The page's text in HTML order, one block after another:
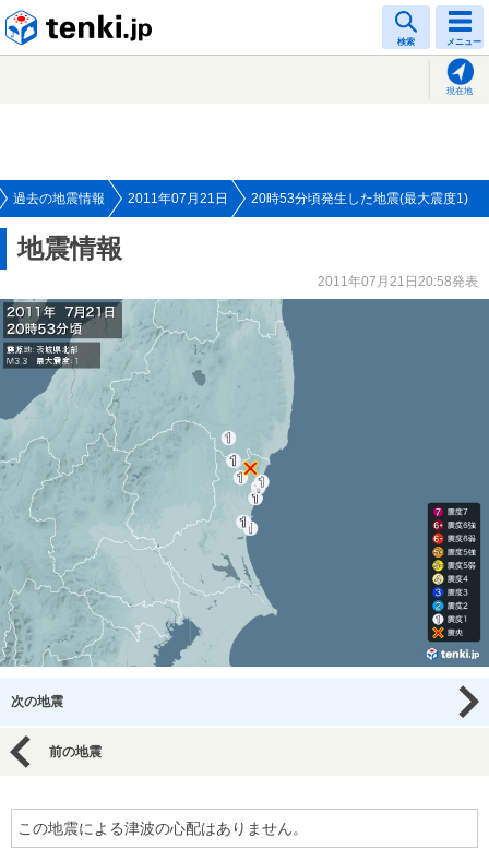
検索 メニュー
現在地
過去の地震情報 2011年07月21日 20時53分頃発生した地震(最大震度1)
地震情報
2011年07月21日20:58発表
次の地震
前の地震
この地震による津波の心配はありません。